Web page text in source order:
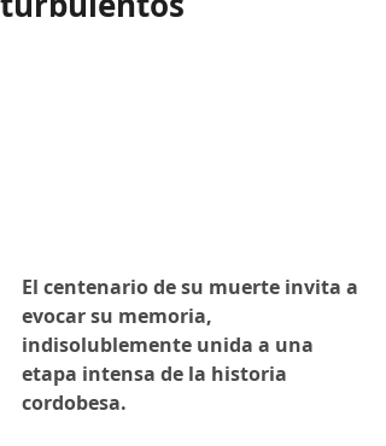
El centenario de su muerte invita a
evocar su memoria,
indisolublemente unida a una
etapa intensa de la historia
cordobesa.